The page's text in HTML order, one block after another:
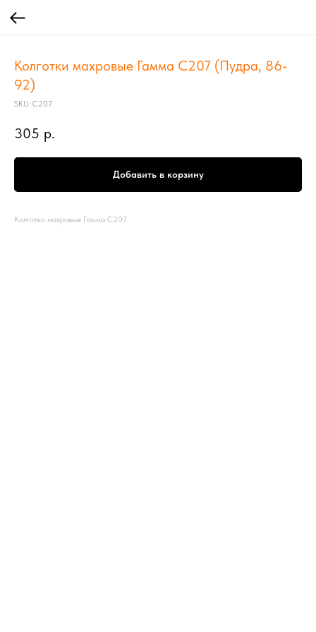
Колготки махровые Гамма С207 (Пудра, 86-
92)
SKU: С207
305 р.
Добавить в корзину
Колготки махровые Гамма С207